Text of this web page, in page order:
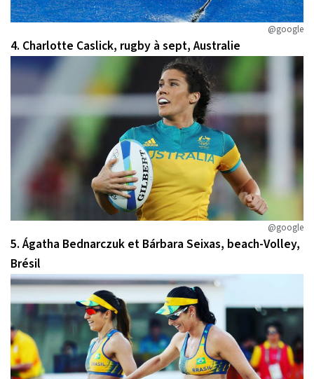
@google
4. Charlotte Caslick, rugby à sept, Australie
@google
5. Ágatha Bednarczuk et Bárbara Seixas, beach-Volley,
Brésil